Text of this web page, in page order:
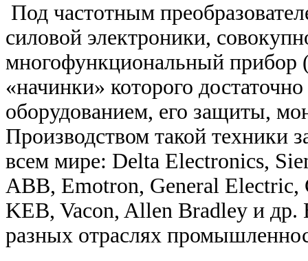
Под частотным
силовой электроники,
много­функциональный прибор
«начинки» которого
оборудованием, его защиты,
Производством такой техники
всем мире: Delta Electronics,
ABB, Emotron, General
KEB, Vacon, Allen Bradley и
разных отраслях